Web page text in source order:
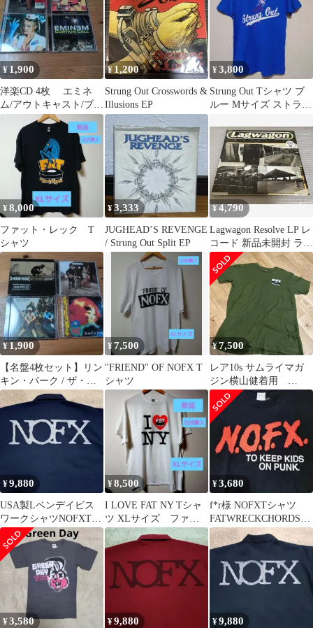
¥1,900
洋楽CD 4枚 エミネ
ム/アウトキャスト/ブリ
ンク182/ストラング・
アウト
¥ 1,200
Strung Out Crosswords &
Illusions EP
¥3,800
Strung Out Tシャツ ブ
ルー Mサイズ ストラン
¥8,000
ファット・レック T
シャツ
¥3,333
JUGHEAD’S REVENGE
/ Strung Out Split EP
¥4,790
Lagwagon Resolve LP レ
コード 新品未開封 ラグ
ワゴン
¥1,900
【名盤4枚セット】リン
キン・パーク / ザ・ヴ
ァーヴ / ストロング・
アウト 他
¥7,500
"FRIEND" OF NOFX T
シャツ
¥7,500
レア10s サムライマガ
ジン横山健着用
fatwreckchords Tシャツ
L
¥9,880
USA製Lベンデイビス
ワークシャツNOFXTシ
ャツハイスタairjamメロ
コア
¥8,500
I LOVE FAT NY Tシャ
ツ XLサイズ ファッ
トレック
¥3,680
f*r様 NOFXTシャツ
FATWRECKCHORDS
NO USE FOR A
¥3,580 ¥9,880 ¥9,880